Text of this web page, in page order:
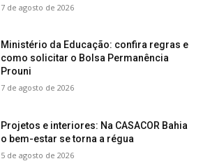
7 de agosto de 2026
Ministério da Educação: confira regras e
como solicitar o Bolsa Permanência
Prouni
7 de agosto de 2026
Projetos e interiores: Na CASACOR Bahia
o bem-estar se torna a régua
5 de agosto de 2026